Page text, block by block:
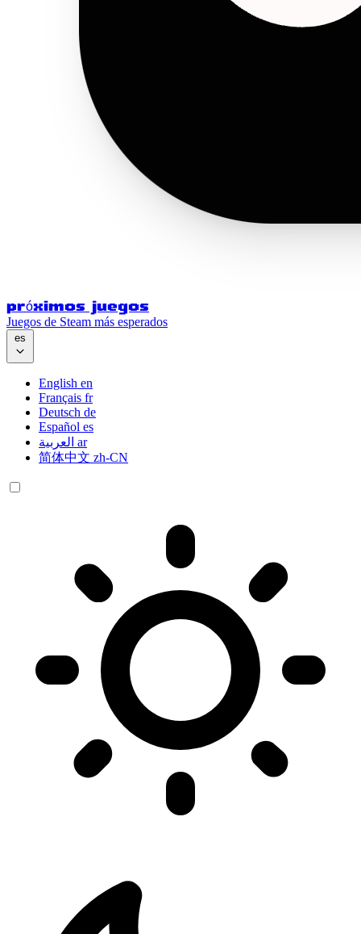
próximos juegos
Juegos de Steam más esperados
es
English en
Français fr
Deutsch de
Español es
العربية ar
简体中文 zh-CN